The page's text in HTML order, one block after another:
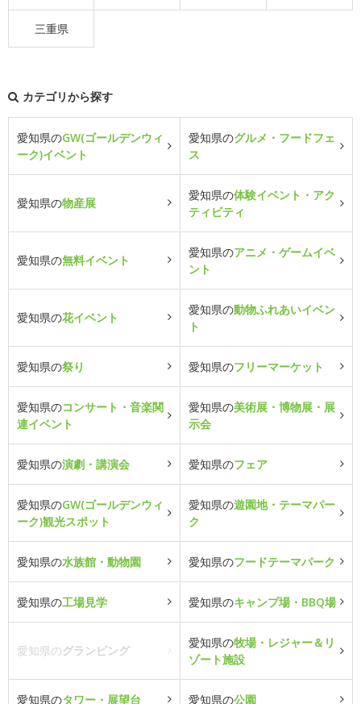
三重県
カテゴリから探す
愛知県のGW(ゴールデンウィ
ーク)イベント
愛知県のグルメ・フードフェ
ス
愛知県の物産展
愛知県の体験イベント・アク
ティビティ
愛知県の無料イベント
愛知県のアニメ・ゲームイベ
ント
愛知県の花イベント
愛知県の動物ふれあいイベン
ト
愛知県の祭り 愛知県のフリーマーケット
愛知県のコンサート・音楽関
連イベント
愛知県の美術展・博物展・展
示会
愛知県の演劇・講演会 愛知県のフェア
愛知県のGW(ゴールデンウィ
ーク)観光スポット
愛知県の遊園地・テーマパー
ク
愛知県の水族館・動物園 愛知県のフードテーマパーク
愛知県の工場見学 愛知県のキャンプ場・BBQ場
愛知県のグランピング
愛知県の牧場・レジャー＆リ
ゾート施設
愛知県のタワー・展望台 愛知県の公園